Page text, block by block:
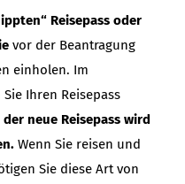
Reisepass oder
vor der Beantragung
einholen. Im
Ihren Reisepass
der neue Reisepass wird
Wenn Sie reisen und
Sie diese Art von